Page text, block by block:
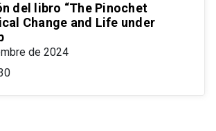
del libro “The Pinochet
Change and Life under
de 2024